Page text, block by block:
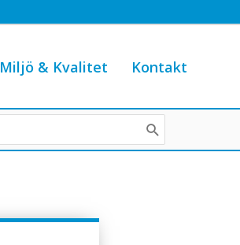
Miljö & Kvalitet Kontakt